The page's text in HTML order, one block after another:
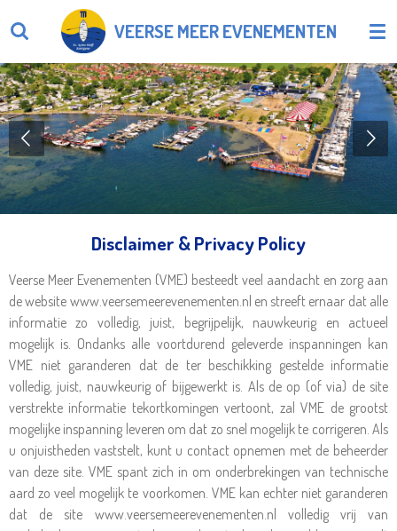
direct
naar
de
hoofdinhoud
VEERSE MEER EVENEMENTEN
Disclaimer & Privacy Policy
Veerse Meer Evenementen (VME) besteedt veel aandacht en zorg aan
de website www.veersemeerevenementen.nl en streeft ernaar dat alle
informatie zo volledig, juist, begrijpelijk, nauwkeurig en actueel
mogelijk is. Ondanks alle voortdurend geleverde inspanningen kan
VME niet garanderen dat de ter beschikking gestelde informatie
volledig, juist, nauwkeurig of bijgewerkt is. Als de op (of via) de site
verstrekte informatie tekortkomingen vertoont, zal VME de grootst
mogelijke inspanning leveren om dat zo snel mogelijk te corrigeren. Als
u onjuistheden vaststelt, kunt u contact opnemen met de beheerder
van deze site. VME spant zich in om onderbrekingen van technische
aard zo veel mogelijk te voorkomen. VME kan echter niet garanderen
dat de site www.veersemeerevenementen.nl volledig vrij van